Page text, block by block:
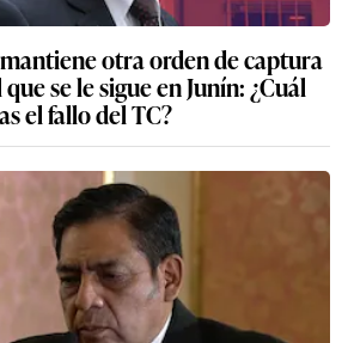
otra orden de captura
se le sigue en Junín: ¿Cuál
el fallo del TC?